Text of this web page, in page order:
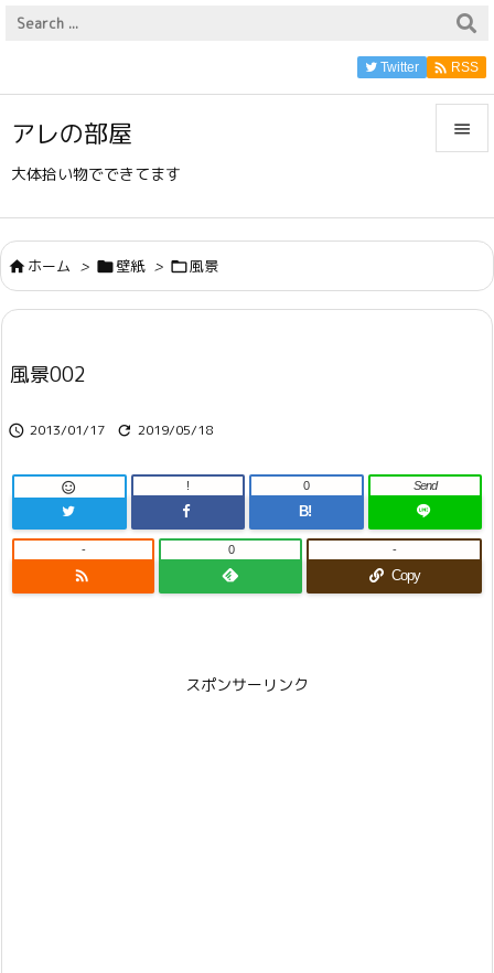
アレの部屋
大体拾い物でできてます

サイド

Twitter  RSS
ホーム > 壁紙 > 風景
風景002
 2013/01/17  2019/05/18
 !
B!
0 Send

- 0
Copy
-
スポンサーリンク